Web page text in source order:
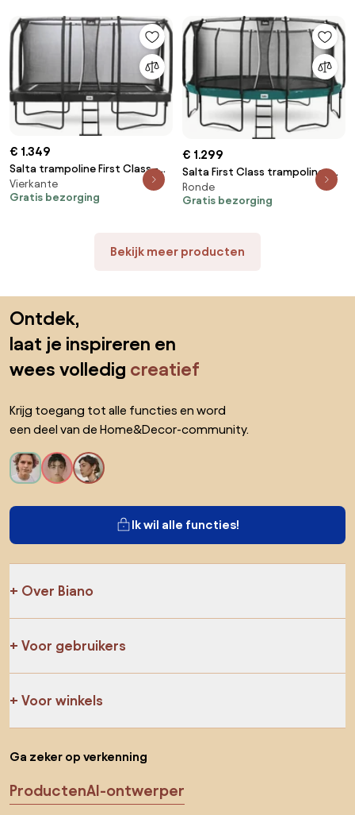
€ 1.349
Salta trampoline First Class -
427 x 244 cm - Rechthoekig -
Zwart
Vierkante
Gratis bezorging
€ 1.299
Salta First Class trampoline -
Diameter 487cm - Rond groen
Ronde
Gratis bezorging
Bekijk meer producten
Ontdek,
laat je inspireren en
wees volledig creatief
Krijg toegang tot alle functies en word
een deel van de Home&Decor-community.
Ik wil alle functies!
Over Biano
Voor gebruikers
Voor winkels
Ga zeker op verkenning
ProductenAI-ontwerper